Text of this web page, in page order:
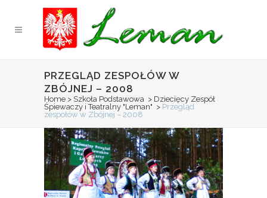
PRZEGLĄD ZESPOŁÓW W
ZBÓJNEJ – 2008
Home > Szkoła Podstawowa > Dziecięcy Zespół
Śpiewaczy i Teatralny "Leman" > Przegląd
zespołów w Zbójnej – 2008